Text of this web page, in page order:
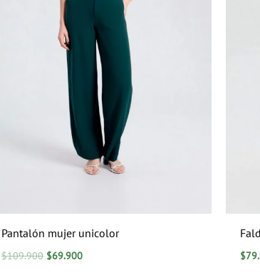
Pantalón mujer unicolor
$109.900 $69.900 $